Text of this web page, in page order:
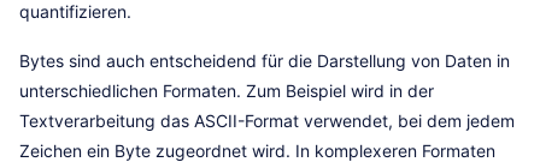
quantifizieren.
Bytes sind auch entscheidend für die Darstellung von Daten in
unterschiedlichen Formaten. Zum Beispiel wird in der
Textverarbeitung das ASCII-Format verwendet, bei dem jedem
Zeichen ein Byte zugeordnet wird. In komplexeren Formaten